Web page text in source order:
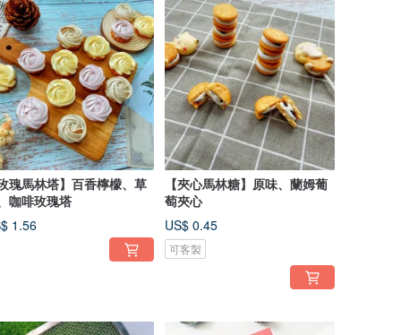
玫瑰馬林塔】百香檸檬、草
咖啡玫瑰塔
1.56
【夾心馬林糖】原味、蘭姆葡
萄夾心
US$ 0.45
可客製